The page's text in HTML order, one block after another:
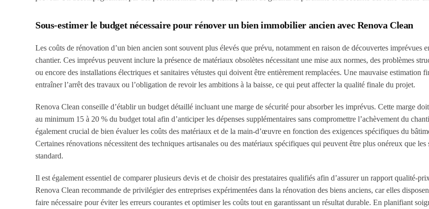
Sous-estimer le budget nécessaire pour rénover un bien immobilier ancien avec Renova Clean
Les coûts de rénovation d’un bien ancien sont souvent plus élevés que prévu, notamment en raison de découvertes imprévues
chantier. Ces imprévus peuvent inclure la présence de matériaux obsolètes nécessitant une mise aux normes, des problèmes
ou encore des installations électriques et sanitaires vétustes qui doivent être entièrement remplacées. Une mauvaise estimation
entraîner l’arrêt des travaux ou l’obligation de revoir les ambitions à la baisse, ce qui peut affecter la qualité finale du projet.
Renova Clean conseille d’établir un budget détaillé incluant une marge de sécurité pour absorber les imprévus. Cette marge
au minimum 15 à 20 % du budget total afin d’anticiper les dépenses supplémentaires sans compromettre l’achèvement du
également crucial de bien évaluer les coûts des matériaux et de la main-d’œuvre en fonction des exigences spécifiques du
Certaines rénovations nécessitent des techniques artisanales ou des matériaux spécifiques qui peuvent être plus onéreux que les
standard.
Il est également essentiel de comparer plusieurs devis et de choisir des prestataires qualifiés afin d’assurer un rapport qualité-
Renova Clean recommande de privilégier des entreprises expérimentées dans la rénovation des biens anciens, car elles
faire nécessaire pour éviter les erreurs courantes et optimiser les coûts tout en garantissant un résultat durable. En planifiant